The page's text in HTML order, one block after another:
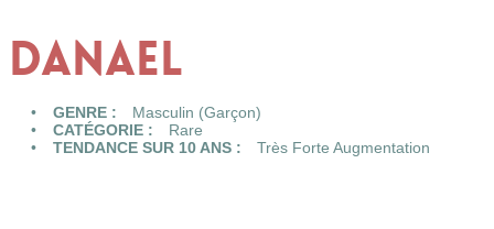
DANAEL
GENRE :
Masculin (Garçon)
CATÉGORIE :
Rare
TENDANCE SUR 10 ANS :
Très Forte Augmentation